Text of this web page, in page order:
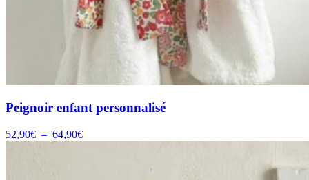
Peignoir enfant personnalisé
52,90€ – 64,90€Plage